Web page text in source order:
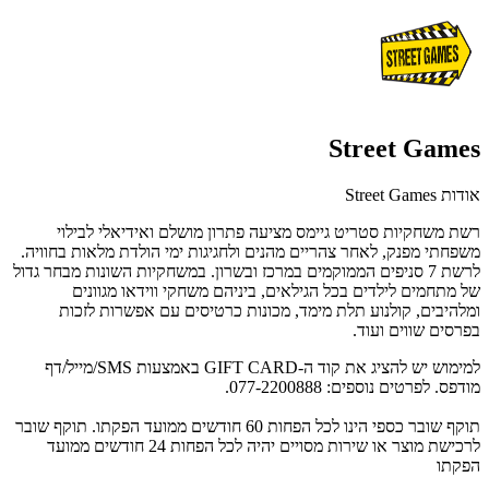
Street Games
אודות Street Games
רשת משחקיות סטריט גיימס מציעה פתרון מושלם ואידיאלי לבילוי
משפחתי מפנק, לאחר צהריים מהנים ולחגיגות ימי הולדת מלאות בחוויה.
לרשת 7 סניפים הממוקמים במרכז ובשרון. במשחקיות השונות מבחר גדול
של מתחמים לילדים בכל הגילאים, ביניהם משחקי ווידאו מגוונים
ומלהיבים, קולנוע תלת מימד, מכונות כרטיסים עם אפשרות לזכות
בפרסים שווים ועוד.
למימוש יש להציג את קוד ה-GIFT CARD באמצעות SMS/מייל/דף
מודפס. לפרטים נוספים: 077-2200888.
תוקף שובר כספי הינו לכל הפחות 60 חודשים ממועד הפקתו. תוקף שובר
לרכישת מוצר או שירות מסויים יהיה לכל הפחות 24 חודשים ממועד
הפקתו